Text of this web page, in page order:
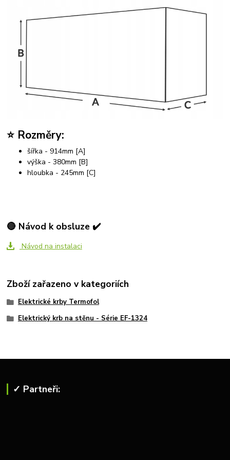
⭐ Rozměry:
šířka - 914mm [A]
výška - 380mm [B]
hloubka - 245mm [C]
🔴 Návod k obsluze ✔️
Návod na instalaci
Zboží zařazeno v kategoriích
Elektrické krby Termofol
Elektrický krb na stěnu - Série EF-1324
✓ Partneři: